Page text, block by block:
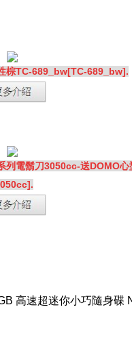
棕TC-689_bw[TC-689_bw].
列電鬍刀3050cc-送DOMO心
高速超迷你小巧隨身碟